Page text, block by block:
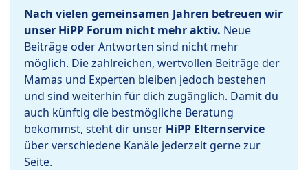
Nach vielen gemeinsamen Jahren betreuen wir
unser HiPP Forum nicht mehr aktiv. Neue
Beiträge oder Antworten sind nicht mehr
möglich. Die zahlreichen, wertvollen Beiträge der
Mamas und Experten bleiben jedoch bestehen
und sind weiterhin für dich zugänglich. Damit du
auch künftig die bestmögliche Beratung
bekommst, steht dir unser HiPP Elternservice
über verschiedene Kanäle jederzeit gerne zur
Seite.